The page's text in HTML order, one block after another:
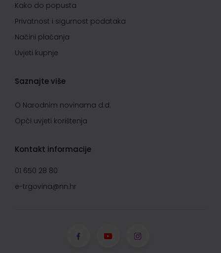
Kako do popusta
Privatnost i sigurnost podataka
Načini plaćanja
Uvjeti kupnje
Saznajte više
O Narodnim novinama d.d.
Opći uvjeti korištenja
Kontakt informacije
01 650 28 80
e-trgovina@nn.hr